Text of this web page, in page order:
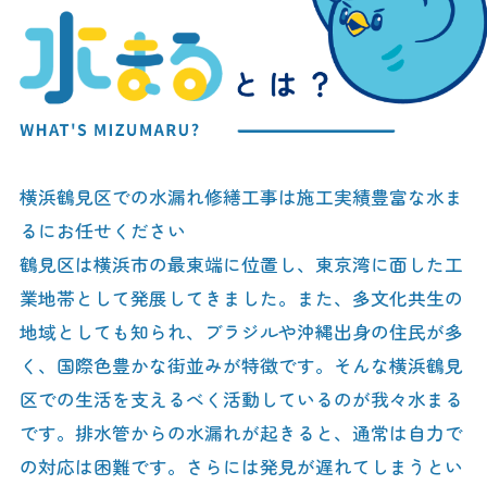
横浜鶴見区での水漏れ修繕工事は施工実績豊富な水ま
るにお任せください
鶴見区は横浜市の最東端に位置し、東京湾に面した工
業地帯として発展してきました。また、多文化共生の
地域としても知られ、ブラジルや沖縄出身の住民が多
く、国際色豊かな街並みが特徴です。そんな横浜鶴見
区での生活を支えるべく活動しているのが我々水まる
です。排水管からの水漏れが起きると、通常は自力で
の対応は困難です。さらには発見が遅れてしまうとい